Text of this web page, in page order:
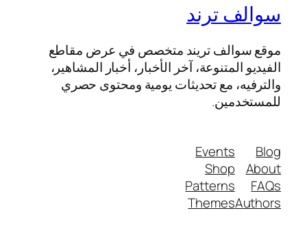
سوالف ترند
موقع سوالف تريند متخصص في عرض مقاطع
الفيديو المتنوعة، آخر الأخبار، أخبار المشاهير،
والترفيه، مع تحديثات يومية ومحتوى حصري
للمستخدمين.
Blog
About
FAQs
Authors
Events
Shop
Patterns
Themes